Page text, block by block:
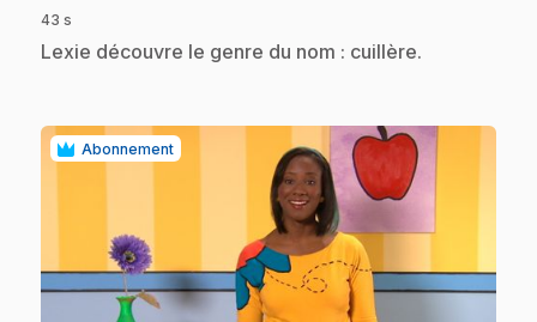
43 s
.Lexie découvre le genre du nom : cuillère.
Abonnement